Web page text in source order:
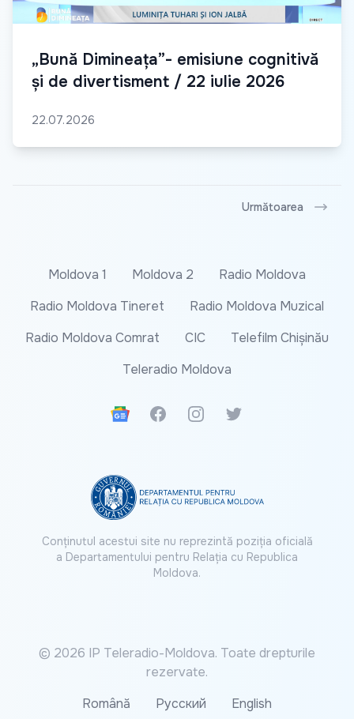
„Bună Dimineața”- emisiune cognitivă
și de divertisment / 22 iulie 2026
22.07.2026
Următoarea
Moldova 1 Moldova 2
Radio Moldova
Radio Moldova Tineret
Radio Moldova Muzical
Radio Moldova Comrat
CIC
Telefilm Chișinău
Teleradio Moldova
Google News
FacebookInstagramTwitter
Conținutul acestui site nu reprezintă poziția oficială
a Departamentului pentru Relația cu Republica
Moldova.
© 2026 IP Teleradio-Moldova. Toate drepturile
rezervate.
Română
Русский English